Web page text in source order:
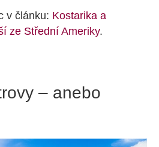
v článku: Kostarika a
ze Střední Ameriky.
– anebo